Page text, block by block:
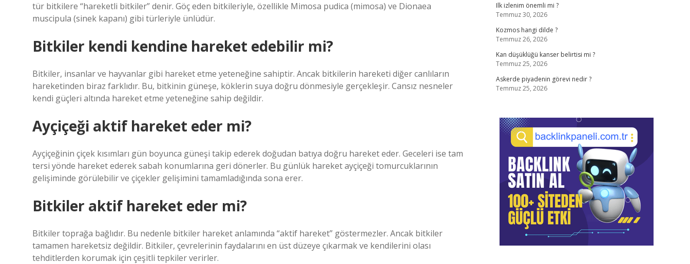
tür bitkilere “hareketli bitkiler” denir. Göç eden bitkileriyle, özellikle Mimosa pudica (mimosa) ve Dionaea
muscipula (sinek kapanı) gibi türleriyle ünlüdür.
Bitkiler kendi kendine hareket edebilir mi?
Bitkiler, insanlar ve hayvanlar gibi hareket etme yeteneğine sahiptir. Ancak bitkilerin hareketi diğer canlıların
hareketinden biraz farklıdır. Bu, bitkinin güneşe, köklerin suya doğru dönmesiyle gerçekleşir. Cansız nesneler
kendi güçleri altında hareket etme yeteneğine sahip değildir.
Ayçiçeği aktif hareket eder mi?
Ayçiçeğinin çiçek kısımları gün boyunca güneşi takip ederek doğudan batıya doğru hareket eder. Geceleri ise tam
tersi yönde hareket ederek sabah konumlarına geri dönerler. Bu günlük hareket ayçiçeği tomurcuklarının
gelişiminde görülebilir ve çiçekler gelişimini tamamladığında sona erer.
Bitkiler aktif hareket eder mi?
Bitkiler toprağa bağlıdır. Bu nedenle bitkiler hareket anlamında “aktif hareket” göstermezler. Ancak bitkiler
tamamen hareketsiz değildir. Bitkiler, çevrelerinin faydalarını en üst düzeye çıkarmak ve kendilerini olası
tehditlerden korumak için çeşitli tepkiler verirler.
Ilk izlenim önemli mi ?
Temmuz 30, 2026
Kozmos hangi dilde ?
Temmuz 26, 2026
Kan düşüklüğü kanser belirtisi mi ?
Temmuz 25, 2026
Askerde piyadenin görevi nedir ?
Temmuz 25, 2026